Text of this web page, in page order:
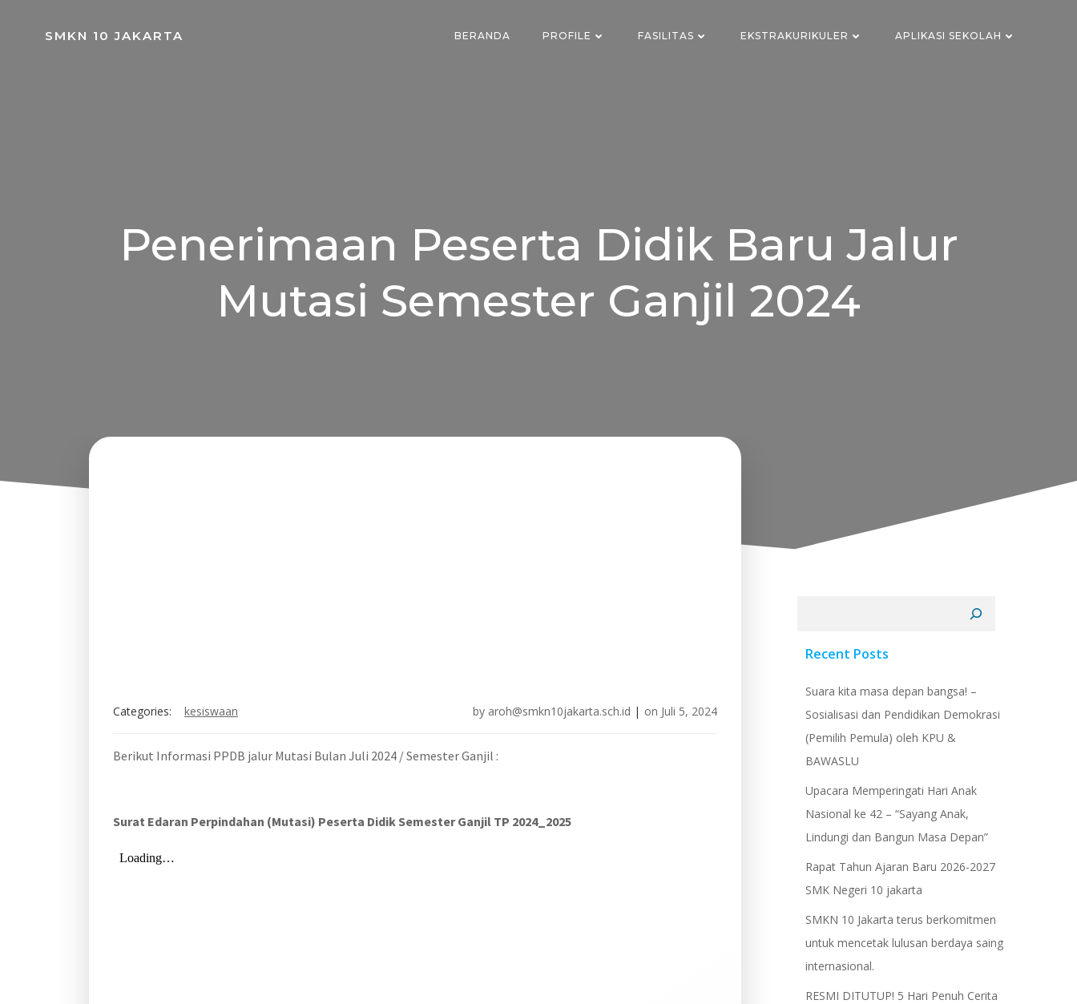
SMKN 10 JAKARTA BERANDA PROFILE FASILITAS EKSTRAKURIKULER APLIKASI SEKOLAH
Penerimaan Peserta Didik Baru Jalur
Mutasi Semester Ganjil 2024
Categories: kesiswaan by aroh@smkn10jakarta.sch.id | on Juli 5, 2024
Berikut Informasi PPDB jalur Mutasi Bulan Juli 2024 / Semester Ganjil :
Surat Edaran Perpindahan (Mutasi) Peserta Didik Semester Ganjil TP 2024_2025
Recent Posts
Suara kita masa depan bangsa! –
Sosialisasi dan Pendidikan Demokrasi
(Pemilih Pemula) oleh KPU &
BAWASLU
Upacara Memperingati Hari Anak
Nasional ke 42 – “Sayang Anak,
Lindungi dan Bangun Masa Depan”
Rapat Tahun Ajaran Baru 2026-2027
SMK Negeri 10 jakarta
​SMKN 10 Jakarta terus berkomitmen
untuk mencetak lulusan berdaya saing
internasional.
RESMI DITUTUP! 5 Hari Penuh Cerita